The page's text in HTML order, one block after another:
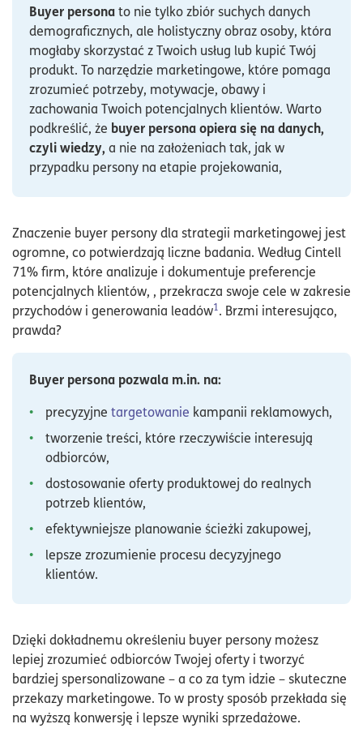
Buyer personato nie tylko zbiór suchych danych
demograficznych, ale holistyczny obraz osoby, która
mogłaby skorzystać z Twoich usług lub kupić Twój
produkt. To narzędzie marketingowe, które pomaga
zrozumieć potrzeby, motywacje, obawy i
zachowania Twoich potencjalnych klientów. Warto
podkreślić, że buyer persona opiera się na danych,
czyli wiedzy, a nie na założeniach tak, jak w
przypadku persony na etapie projekowania,
Znaczenie buyer persony dla strategii marketingowej jest
ogromne, co potwierdzają liczne badania. Według Cintell
71% firm, które analizuje i dokumentuje preferencje
potencjalnych klientów, , przekracza swoje cele w zakresie
przychodów i generowania leadów1. Brzmi interesująco,
prawda?
Buyer persona pozwala m.in. na:
precyzyjne targetowanie kampanii reklamowych,
tworzenie treści, które rzeczywiście interesują
odbiorców,
dostosowanie oferty produktowej do realnych
potrzeb klientów,
efektywniejsze planowanie ścieżki zakupowej,
lepsze zrozumienie procesu decyzyjnego
klientów.
Dzięki dokładnemu określeniu buyer persony możesz
lepiej zrozumieć odbiorców Twojej oferty i tworzyć
bardziej spersonalizowane – a co za tym idzie – skuteczne
przekazy marketingowe. To w prosty sposób przekłada się
na wyższą konwersję i lepsze wyniki sprzedażowe.